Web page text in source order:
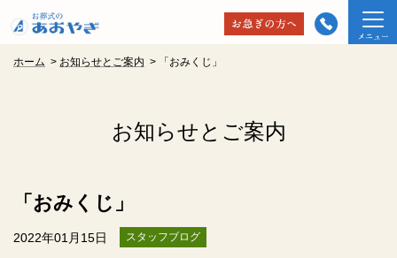
ホーム > お知らせとご案内 > 「おみくじ」
お知らせとご案内
「おみくじ」
2022年01月15日 スタッフブログ